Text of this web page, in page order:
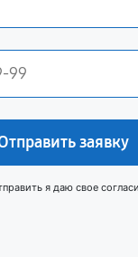
заявку
я даю свое